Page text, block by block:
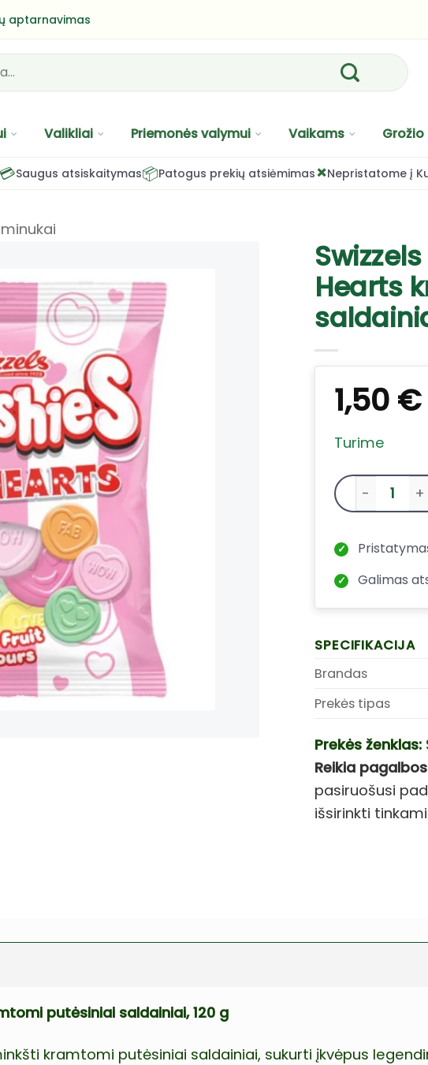
aptarnavimas
Valikliai Priemonės valymui Vaikams
💳Saugus atsiskaitymas📦Patogus prekių atsiėmimas×Nepristatome į
Hearts
1,50 €
Turime
✓
✓ Galimas
SPECIFIKACIJA
Brandas
Prekės tipas
Prekės ženklas:
Reikia
pasiruošusi
išsirinkti
putėsiniai saldainiai, 120 g
kramtomi putėsiniai saldainiai, sukurti įkvėpus